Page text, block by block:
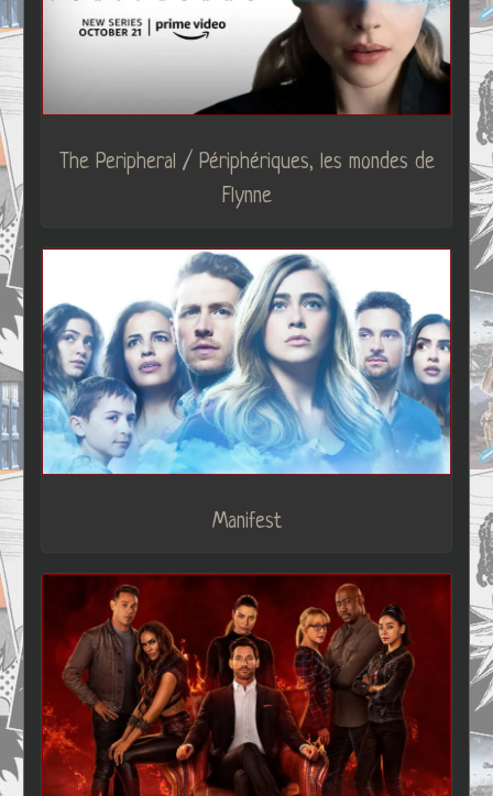
The Peripheral / Périphériques, les mondes de
Flynne
Manifest